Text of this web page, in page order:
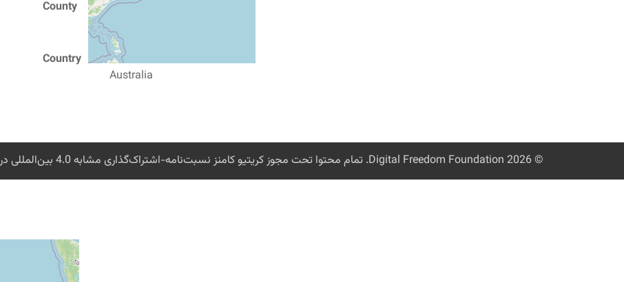
County
Country
Australia
© 2026
Digital Freedom Foundation. تمام محتوا تحت مجوز کریتیو کامنز نسبت‌نامه-اشتراک‌گذاری مشابه 4.0 بین‌المللی در دسترس است مگر خلاف آن ذکر شده باشد